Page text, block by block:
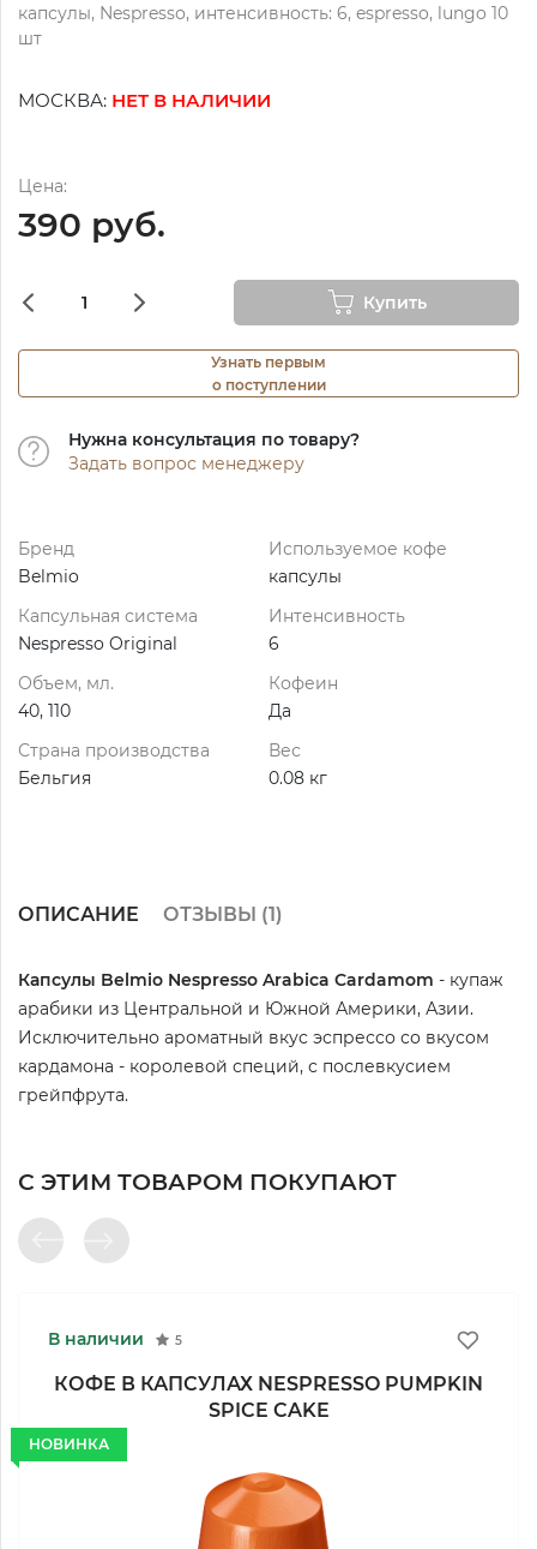
капсулы, Nespressо, интенсивность: 6, espresso, lungo 10
шт
МОСКВА: НЕТ В НАЛИЧИИ
Цена:
390 руб.
Купить
Узнать первым
о поступлении
Нужна консультация по товару?
Задать вопрос менеджеру
Бренд
Belmio
Используемое кофе
капсулы
Капсульная система
Nespresso Original
Интенсивность
6
Объем, мл.
40, 110
Кофеин
Да
Страна производства
Бельгия
Вес
0.08 кг
ОПИСАНИЕ ОТЗЫВЫ (1)
Капсулы Belmio Nespresso Arabica Cardamom - купаж
арабики из Центральной и Южной Америки, Азии.
Исключительно ароматный вкус эспрессо со вкусом
кардамона - королевой специй, с послевкусием
грейпфрута.
С ЭТИМ ТОВАРОМ ПОКУПАЮТ
В наличии 5
НОВИНКА
КОФЕ В КАПСУЛАХ NESPRESSO PUMPKIN
SPICE CAKE